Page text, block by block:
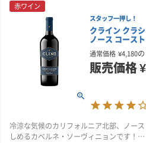
■醸造について
フレンチオーク樽（新樽30％、2年目の
亜硫酸塩の添加は35ppm未満に抑えられ
■醸造について
フレンチ、アメリカン、ハンガリアンオ
います。アルコール度数14％。
■クライン・ファミリー・セラーズにつ
「ジャグジー風呂」を世に送り出した実
孫、フレッド・クラインが1982年に設
在はフレッドの子どもたちが第2世代と
祖父がかつて手掛けたブドウ畑で、1880
デルやカリニャンを大切に守りながら、
味わいはグラニースミス・アップルや和
ーが重なり、フレッシュでジューシー。
続きます。
■栽培について
カリフォルニア州ノース・コースト地域
ンを使用しています。
ブドウは、ノース・コースト各地の契約
り、酸が鮮やかでキリッと引き締まった
のススーン・ヴァレーやメンドシーノな
赤ワイン
スタッフ一押し！
クライン クラ
ノース コース
通常価格 ¥4,180
販売価格¥
冷涼な気候のカリフォルニア北部、ノー
しめるカベルネ・ソーヴィニョンです！